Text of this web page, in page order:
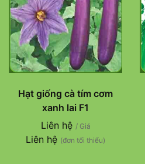
Hạt giống cà tím cơm
xanh lai F1
Liên hệ / Giá
Liên hệ (đơn tối thiểu)